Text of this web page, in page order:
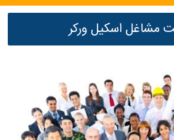
مشاغل اسکیل ورکر